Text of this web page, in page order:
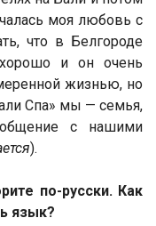
моя любовь с
что в Белгороде
и он очень
жизнью, но
Спа» мы — семья,
с нашими
).
по-русски. Как
язык?